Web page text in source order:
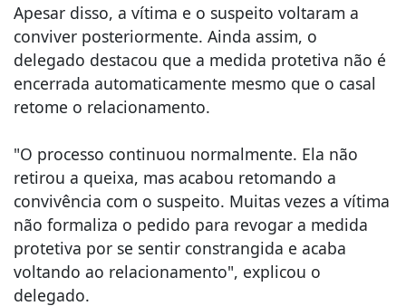
Apesar disso, a vítima e o suspeito voltaram a
conviver posteriormente. Ainda assim, o
delegado destacou que a medida protetiva não é
encerrada automaticamente mesmo que o casal
retome o relacionamento.
"O processo continuou normalmente. Ela não
retirou a queixa, mas acabou retomando a
convivência com o suspeito. Muitas vezes a vítima
não formaliza o pedido para revogar a medida
protetiva por se sentir constrangida e acaba
voltando ao relacionamento", explicou o
delegado.